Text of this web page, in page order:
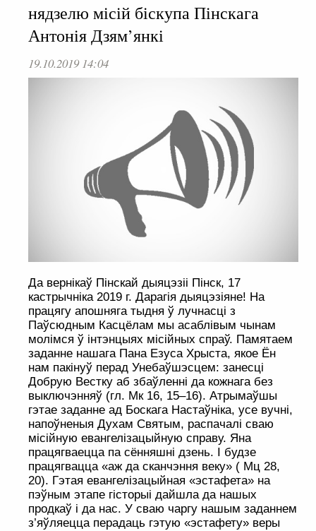
нядзелю місій біскупа Пінскага
Антонія Дзям’янкі
19.10.2019 14:04
Да вернікаў Пінскай дыяцэзіі Пінск, 17
кастрычніка 2019 г. Дарагія дыяцэзіяне! На
працягу апошняга тыдня ў лучнасці з
Паўсюдным Касцёлам мы асаблівым чынам
молімся ў інтэнцыях місійных спраў. Памятаем
заданне нашага Пана Езуса Хрыста, якое Ён
нам пакінуў перад Унебаўшэсцем: занесці
Добрую Вестку аб збаўленні да кожнага без
выключэнняў (гл. Мк 16, 15–16). Атрымаўшы
гэтае заданне ад Боскага Настаўніка, усе вучні,
напоўненыя Духам Святым, распачалі сваю
місійную евангелізацыйную справу. Яна
працягваецца па сённяшні дзень. І будзе
працягвацца «аж да сканчэння веку» ( Мц 28,
20). Гэтая евангелізацыйная «эстафета» на
пэўным этапе гісторыі дайшла да нашых
продкаў і да нас. У сваю чаргу нашым заданнем
з’яўляецца перадаць гэтую «эстафету» веры